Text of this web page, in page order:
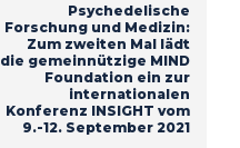
Psychedelische
Forschung und Medizin:
Zum zweiten Mal lädt
die gemeinnützige MIND
Foundation ein zur
internationalen
Konferenz INSIGHT vom
9.-12. September 2021